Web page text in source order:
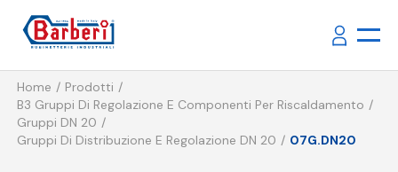
Home
Prodotti
B3 Gruppi Di Regolazione E Componenti Per Riscaldamento
Gruppi DN 20
Gruppi Di Distribuzione E Regolazione DN 20
07G.DN20